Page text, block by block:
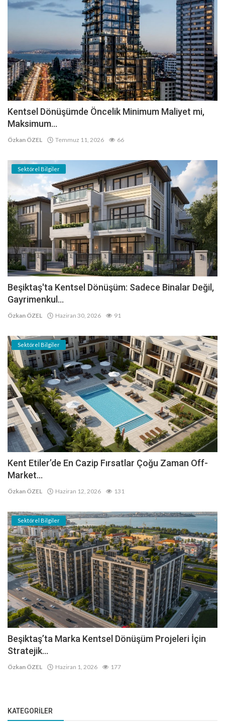
Kentsel Dönüşümde Öncelik Minimum Maliyet mi,
Maksimum...
Özkan ÖZEL Temmuz 11, 2026 66
Sektörel Bilgiler
Beşiktaş'ta Kentsel Dönüşüm: Sadece Binalar Değil,
Gayrimenkul...
Özkan ÖZEL Haziran 30, 2026 91
Sektörel Bilgiler
Kent Etiler’de En Cazip Fırsatlar Çoğu Zaman Off-
Market...
Özkan ÖZEL Haziran 12, 2026 131
Sektörel Bilgiler
Beşiktaş’ta Marka Kentsel Dönüşüm Projeleri İçin
Stratejik...
Özkan ÖZEL Haziran 1, 2026 177
KATEGORILER